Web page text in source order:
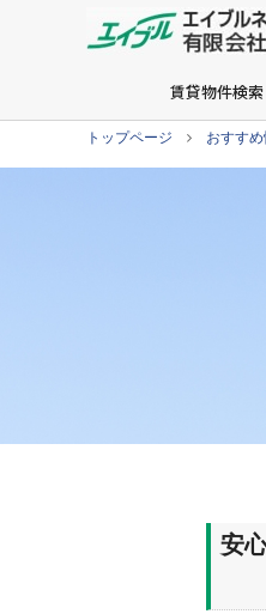
賃貸物件検索
トップページ おすす
安